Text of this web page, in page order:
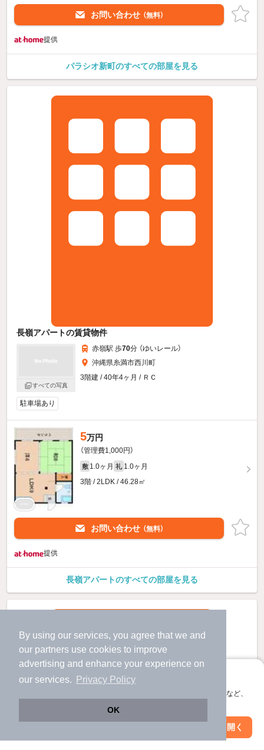
By using our services, you agree that we and
our partners use cookies to improve
advertising and enhance your experience on
our services.
Privacy Policy
OK
アプリに切り替えて、サクサクお部屋探し
会員登録なしですぐ使える。マップ検索やお気に入り保存など、
アプリを開く
お問い合わせ （無料）
提供
パラシオ新町のすべての部屋を見る
長嶺アパートの賃貸物件
すべての写真
赤嶺駅 歩70分 （ゆいレール）
沖縄県糸満市西川町
3階建 / 40年4ヶ月 / ＲＣ
駐車場あり
5万円
（管理費1,000円）
敷 1.0ヶ月 礼 1.0ヶ月
3階 / 2LDK / 46.28㎡
お問い合わせ （無料）
提供
長嶺アパートのすべての部屋を見る
絞り込み条件を変更